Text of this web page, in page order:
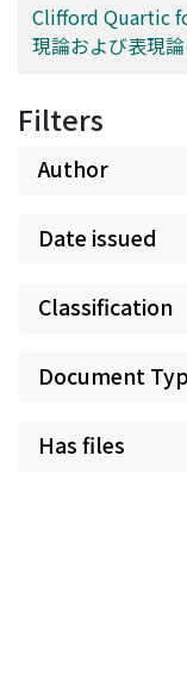
Clifford Quartic
現論および表現
Filters
Author
Date issued
Classification
Document
Has files